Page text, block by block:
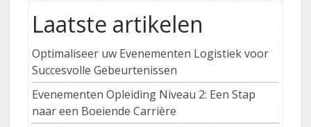
Laatste artikelen
Optimaliseer uw Evenementen Logistiek voor
Succesvolle Gebeurtenissen
Evenementen Opleiding Niveau 2: Een Stap
naar een Boeiende Carrière